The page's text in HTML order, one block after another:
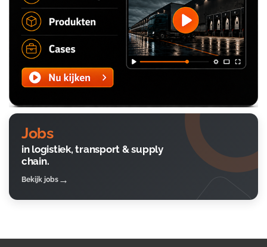
Jobs
in logistiek, transport & supply
chain.
Bekijk jobs